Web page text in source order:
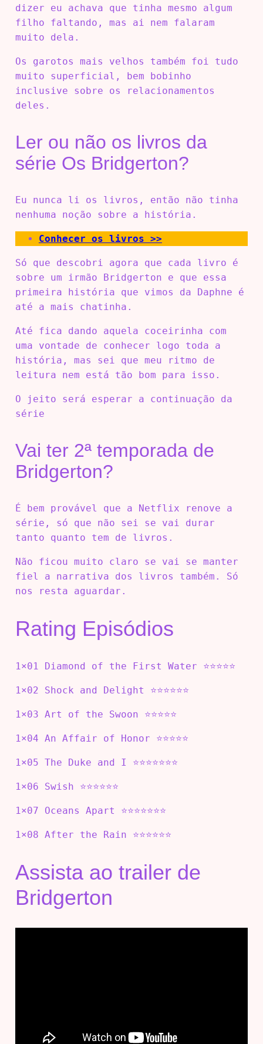
dizer eu achava que tinha mesmo algum
filho faltando, mas ai nem falaram
muito dela.
Os garotos mais velhos também foi tudo
muito superficial, bem bobinho
inclusive sobre os relacionamentos
deles.
Ler ou não os livros da
série Os Bridgerton?
Eu nunca li os livros, então não tinha
nenhuma noção sobre a história.
Conhecer os livros >>
Só que descobri agora que cada livro é
sobre um irmão Bridgerton e que essa
primeira história que vimos da Daphne é
até a mais chatinha.
Até fica dando aquela coceirinha com
uma vontade de conhecer logo toda a
história, mas sei que meu ritmo de
leitura nem está tão bom para isso.
O jeito será esperar a continuação da
série
Vai ter 2ª temporada de
Bridgerton?
É bem provável que a Netflix renove a
série, só que não sei se vai durar
tanto quanto tem de livros.
Não ficou muito claro se vai se manter
fiel a narrativa dos livros também. Só
nos resta aguardar.
Rating Episódios
1×01 Diamond of the First Water ⭐⭐⭐⭐⭐
1×02 Shock and Delight ⭐⭐⭐⭐⭐⭐
1×03 Art of the Swoon ⭐⭐⭐⭐⭐
1×04 An Affair of Honor ⭐⭐⭐⭐⭐
1×05 The Duke and I ⭐⭐⭐⭐⭐⭐⭐
1×06 Swish ⭐⭐⭐⭐⭐⭐
1×07 Oceans Apart ⭐⭐⭐⭐⭐⭐⭐
1×08 After the Rain ⭐⭐⭐⭐⭐⭐
Assista ao trailer de
Bridgerton